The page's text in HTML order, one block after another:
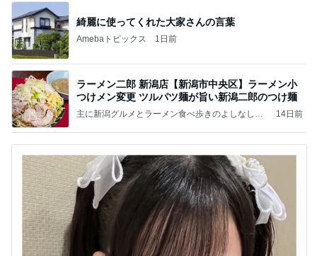
綺麗に使ってくれた大家さんの言葉
Amebaトピックス 1日前
ラーメン二郎 新潟店【新潟市中央区】ラーメン小
つけメン変更 ツルパツ麺が旨い新潟二郎のつけ麺
主に新潟グルメとラーメン食べ歩きのよしなしご
14日前